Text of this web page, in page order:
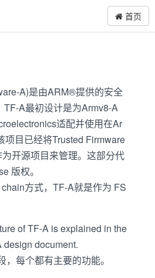
首页
A)是由ARM®提供的安全
TF-A最初设计是为Armv8-A
适配并使用在Ar
项目已经将Trusted Firmware
开源项目来管理。这部分代
版权。
方式，TF-A就是作为 FS
of TF-A is explained in the
design document.
每个都有主要的功能。